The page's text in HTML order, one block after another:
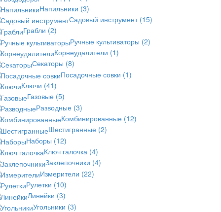
Напильники (3)
Садовый инструмент (15)
Грабли (2)
Ручные культиваторы (2)
Корнеудалители (1)
Секаторы (8)
Посадочные совки (1)
Ключи (41)
Газовые (5)
Разводные (3)
Комбинированные (12)
Шестигранные (2)
Наборы (12)
Ключ галочка (4)
Заклепочники (4)
Измерители (22)
Рулетки (10)
Линейки (3)
Угольники (3)